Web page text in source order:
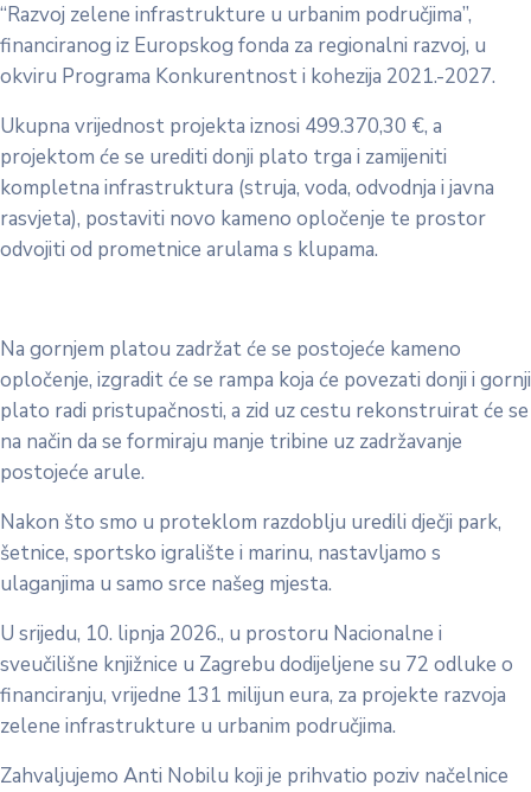
“Razvoj zelene infrastrukture u urbanim područjima”,
financiranog iz Europskog fonda za regionalni razvoj, u
okviru Programa Konkurentnost i kohezija 2021.-2027.
Ukupna vrijednost projekta iznosi 499.370,30 €, a
projektom će se urediti donji plato trga i zamijeniti
kompletna infrastruktura (struja, voda, odvodnja i javna
rasvjeta), postaviti novo kameno opločenje te prostor
odvojiti od prometnice arulama s klupama.
Na gornjem platou zadržat će se postojeće kameno
opločenje, izgradit će se rampa koja će povezati donji i gornji
plato radi pristupačnosti, a zid uz cestu rekonstruirat će se
na način da se formiraju manje tribine uz zadržavanje
postojeće arule.
Nakon što smo u proteklom razdoblju uredili dječji park,
šetnice, sportsko igralište i marinu, nastavljamo s
ulaganjima u samo srce našeg mjesta.
U srijedu, 10. lipnja 2026., u prostoru Nacionalne i
sveučilišne knjižnice u Zagrebu dodijeljene su 72 odluke o
financiranju, vrijedne 131 milijun eura, za projekte razvoja
zelene infrastrukture u urbanim područjima.
Zahvaljujemo Anti Nobilu koji je prihvatio poziv načelnice